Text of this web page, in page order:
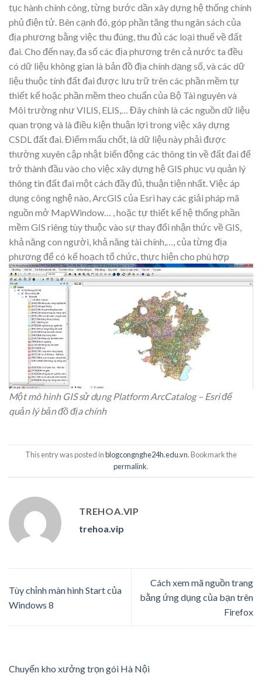
tục hành chính công, từng bước dần xây dựng hệ thống chính
phủ điện tử. Bên cạnh đó, góp phần tăng thu ngân sách của
địa phương bằng việc thu đúng, thu đủ các loại thuế về đất
đai. Cho đến nay, đa số các địa phương trên cả nước ta đều
có dữ liệu không gian là bản đồ địa chính dạng số, và các dữ
liệu thuộc tính đất đai được lưu trữ trên các phần mềm tự
thiết kế hoặc phần mềm theo chuẩn của Bộ Tài nguyên và
Môi trường như VILIS, ELIS,… Đây chính là các nguồn dữ liệu
quan trọng và là điều kiện thuận lợi trong việc xây dựng
CSDL đất đai. Điểm mấu chốt, là dữ liệu này phải được
thường xuyên cập nhật biến động các thông tin về đất đai để
trở thành đầu vào cho việc xây dựng hệ GIS phục vụ quản lý
thông tin đất đai một cách đầy đủ, thuận tiện nhất. Việc áp
dụng công nghệ nào, ArcGIS của Esri hay các giải pháp mã
nguồn mở MapWindow… , hoặc tự thiết kế hệ thống phần
mềm GIS riêng tùy thuộc vào sự thay đổi nhận thức về GIS,
khả năng con người, khả năng tài chính,…, của từng địa
phương để có kế hoạch tổ chức, thực hiện cho phù hợp
Một mô hình GIS sử dụng Platform ArcCatalog – Esri để
quản lý bản đồ địa chính
This entry was posted inblogcongnghe24h.edu.vn. Bookmark the
permalink.
TREHOA.VIP
trehoa.vip
Tùy chỉnh màn hình Start của
Windows 8
Cách xem mã nguồn trang
bằng ứng dụng của bạn trên
Firefox
Chuyển kho xưởng trọn gói Hà Nội